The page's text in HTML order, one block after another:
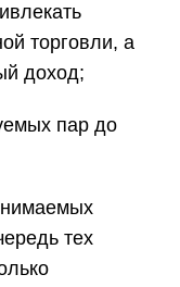
торговли, а
доход;
пар до
тех